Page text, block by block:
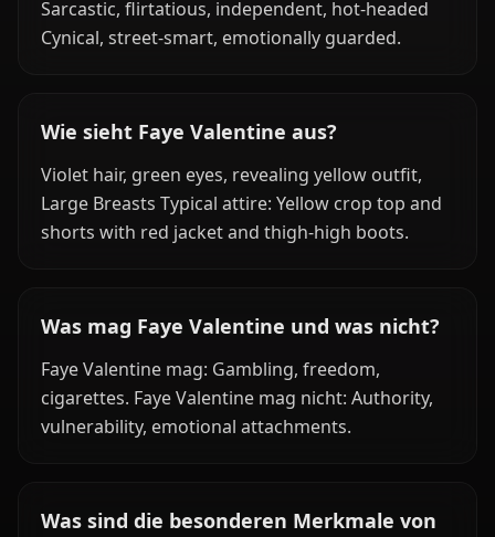
Sarcastic, flirtatious, independent, hot-headed
Cynical, street-smart, emotionally guarded.
Wie sieht Faye Valentine aus?
Violet hair, green eyes, revealing yellow outfit,
Large Breasts Typical attire: Yellow crop top and
shorts with red jacket and thigh-high boots.
Was mag Faye Valentine und was nicht?
Faye Valentine mag: Gambling, freedom,
cigarettes. Faye Valentine mag nicht: Authority,
vulnerability, emotional attachments.
Was sind die besonderen Merkmale von